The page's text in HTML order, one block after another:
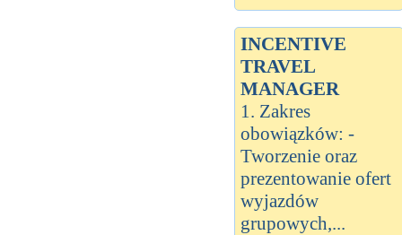
INCENTIVE
TRAVEL
MANAGER
1. Zakres
obowiązków: -
Tworzenie oraz
prezentowanie ofert
wyjazdów
grupowych,...